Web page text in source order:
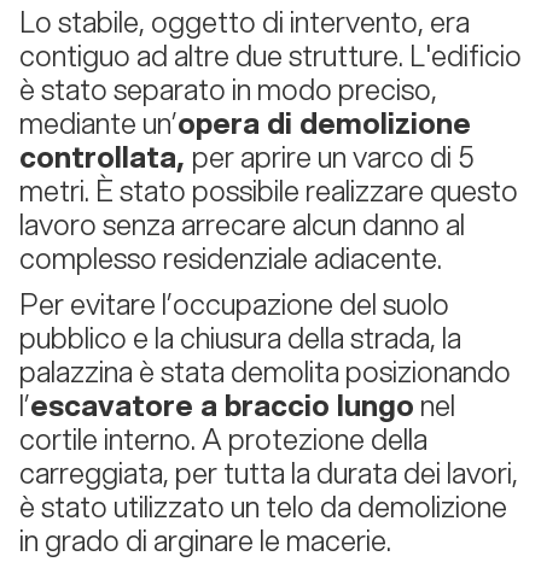
Lo stabile, oggetto di intervento, era
contiguo ad altre due strutture. L'edificio
è stato separato in modo preciso,
mediante un’opera di demolizione
controllata, per aprire un varco di 5
metri. È stato possibile realizzare questo
lavoro senza arrecare alcun danno al
complesso residenziale adiacente.
Per evitare l’occupazione del suolo
pubblico e la chiusura della strada, la
palazzina è stata demolita posizionando
l’escavatore a braccio lungo nel
cortile interno. A protezione della
carreggiata, per tutta la durata dei lavori,
è stato utilizzato un telo da demolizione
in grado di arginare le macerie.